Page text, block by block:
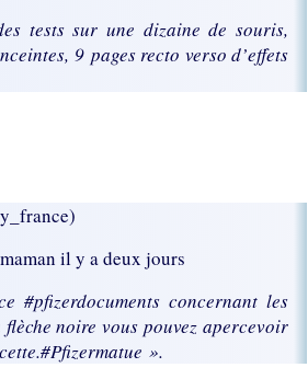
tests sur une dizaine de souris,
9 pages recto verso d’effets
il y a deux jours
#pfizerdocuments concernant les
flèche noire vous pouvez apercevoir
».